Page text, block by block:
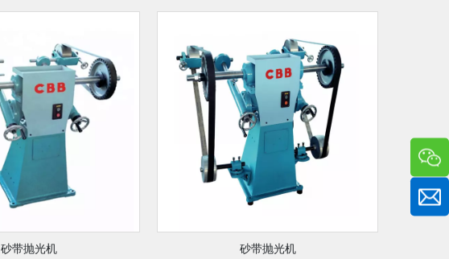
砂带抛光机 砂带抛光机